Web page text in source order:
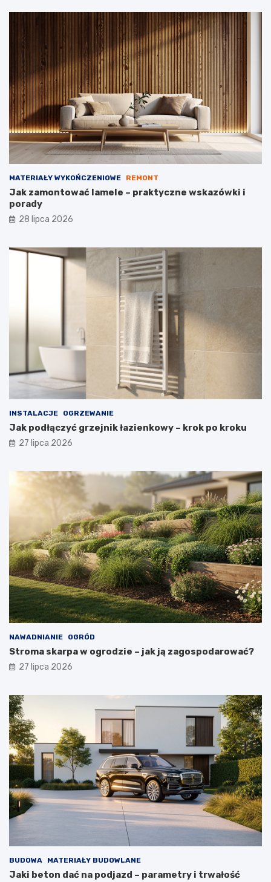
MATERIAŁY WYKOŃCZENIOWE REMONT
Jak zamontować lamele – praktyczne wskazówki i
porady
28 lipca 2026
INSTALACJE OGRZEWANIE
Jak podłączyć grzejnik łazienkowy – krok po kroku
27 lipca 2026
NAWADNIANIE OGRÓD
Stroma skarpa w ogrodzie – jak ją zagospodarować?
27 lipca 2026
BUDOWA MATERIAŁY BUDOWLANE
Jaki beton dać na podjazd – parametry i trwałość